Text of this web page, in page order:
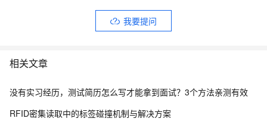
我要提问
相关文章
没有实习经历，测试简历怎么写才能拿到面试？3个方法亲测有效
RFID密集读取中的标签碰撞机制与解决方案